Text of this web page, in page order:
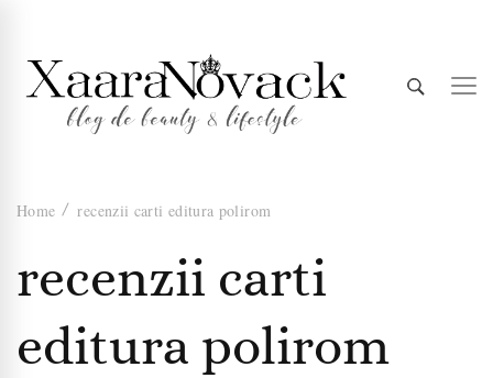
Xaara
Novack
Home recenzii carti editura polirom
recenzii carti
editura polirom